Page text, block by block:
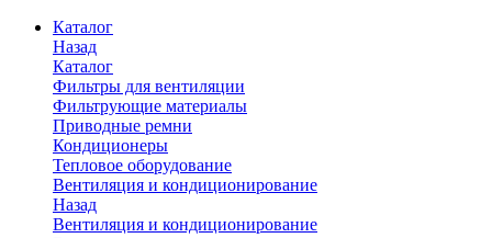
Каталог
Назад
Каталог
Фильтры для вентиляции
Фильтрующие материалы
Приводные ремни
Кондиционеры
Тепловое оборудование
Вентиляция и кондиционирование
Назад
Вентиляция и кондиционирование